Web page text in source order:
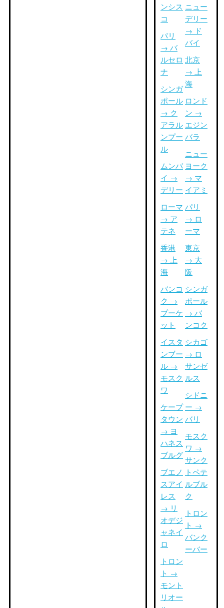
ンシス
コ
パリ
→ バ
ルセロ
ナ
シンガ
ポール
→ ク
アラル
ンプー
ル
ムンバ
イ →
デリー
ローマ
→ ア
テネ
香港
→ 上
海
バンコ
ク →
プーケ
ット
イスタ
ンブー
ル →
モスク
ワ
ケープ
タウン
→ ヨ
ハネス
ブルグ
ブエノ
スアイ
レス
→ リ
オデジ
ャネイ
ロ
トロン
ト →
モント
リオー
ニュー
デリー
→ ド
バイ
北京
→ 上
海
ロンド
ン →
エジン
バラ
ニュー
ヨーク
→ マ
イアミ
パリ
→ ロ
ーマ
東京
→ 大
阪
シンガ
ポール
→ バ
ンコク
シカゴ
→ ロ
サンゼ
ルス
シドニ
ー →
バリ
モスク
ワ →
サンク
トペテ
ルブル
ク
トロン
ト →
バンク
ーバー